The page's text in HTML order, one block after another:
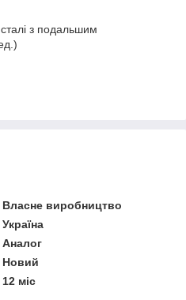
сталі з подальшим
Власне виробництво
Україна
Аналог
Новий
12 міс